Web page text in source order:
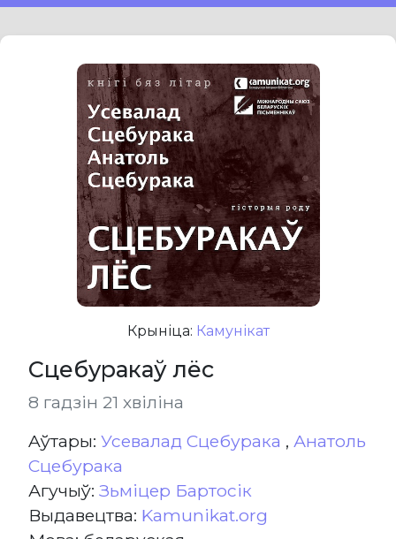
Крыніца: Камунікат
Сцебуракаў лёс
8 гадзін 21 хвіліна
Aўтары: Усевалад Сцебурака , Анатоль
Сцебурака
Агучыў: Зьміцер Бартосік
Выдавецтва: Kamunikat.org